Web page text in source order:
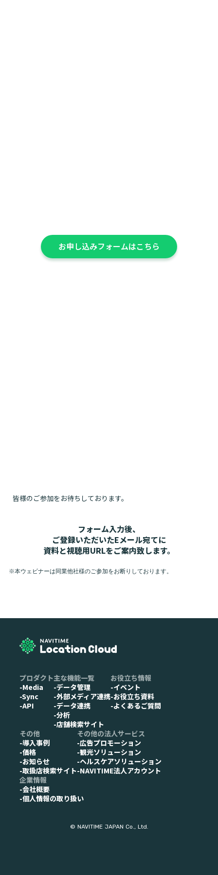
お申し込みフォームはこちら
皆様のご参加をお待ちしております。
フォーム入力後、
ご登録いただいたEメール宛てに
資料と視聴用URLをご案内致します。
※本ウェビナーは同業他社様のご参加をお断りしております。
プロダクト
-Media
-Sync
-API
主な機能一覧
-データ管理
-外部メディア連携
-データ連携
-分析
-店舗検索サイト
お役立ち情報
-イベント
-お役立ち資料
-よくあるご質問
その他
-導入事例
-価格
-お知らせ
-取扱店検索サイト
その他の法人サービス
-広告プロモーション
-観光ソリューション
-ヘルスケアソリューション
-NAVITIME法人アカウント
企業情報
-会社概要
-個人情報の取り扱い
© NAVITIME JAPAN Co., Ltd.